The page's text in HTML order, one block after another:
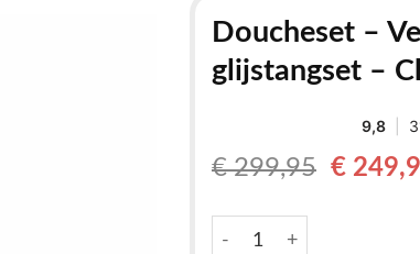
Doucheset –
glijstangset –
€299,95 €
Doucheset - Venlo